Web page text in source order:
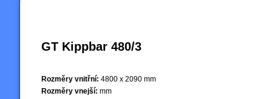
GT Kippbar 480/3
Rozměry vnitřní: 4800 x 2090 mm
Rozměry vnejší: mm